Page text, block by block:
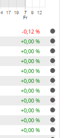
-0,12 %
+0,00 %
+0,00 %
+0,00 %
+0,00 %
+0,00 %
+0,00 %
+0,00 %
+0,00 %
+0,00 %
+0,00 %